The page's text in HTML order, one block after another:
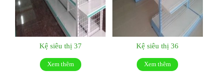
Kệ siêu thị 37
Xem thêm
Kệ siêu thị 36
Xem thêm